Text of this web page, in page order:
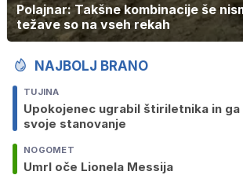
Polajnar: Takšne kombinacije še
težave so na vseh rekah
NAJBOLJ BRANO
TUJINA
Upokojenec ugrabil štiriletnika in
svoje stanovanje
NOGOMET
Umrl oče Lionela Messija